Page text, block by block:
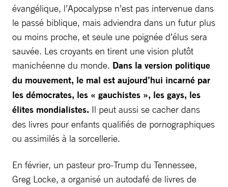
évangélique, l’Apocalypse n’est pas intervenue dans
le passé biblique, mais adviendra dans un futur plus
ou moins proche, et seule une poignée d’élus sera
sauvée. Les croyants en tirent une vision plutôt
manichéenne du monde. Dans la version politique
du mouvement, le mal est aujourd’hui incarné par
les démocrates, les « gauchistes », les gays, les
élites mondialistes. Il peut aussi se cacher dans
des livres pour enfants qualifiés de pornographiques
ou assimilés à la sorcellerie.
En février, un pasteur pro-Trump du Tennessee,
Greg Locke, a organisé un autodafé de livres de